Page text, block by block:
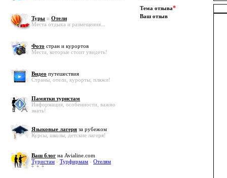
Туры и Отели
Места отдыха и размещения...
Фото стран и курортов
Места, которые стоит увидеть!
Видео путешествия
Страны, отели, курорты, пляжи!
Памятки туристам
Информация, особенности, важно
знать!
Языковые лагеря за рубежом
Курсы, школы, детские лагеря!
Ваш блог на Avialine.com
Туристам - Турфирмам - Отелям
Тема отзыва*
Ваш отзыв